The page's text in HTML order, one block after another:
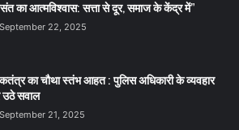
का आत्मविश्वास: सत्ता से दूर, समाज के केंद्र में”
September 22, 2025
का चौथा स्तंभ आहत : पुलिस अधिकारी के व्यवहार
उठे सवाल
September 21, 2025